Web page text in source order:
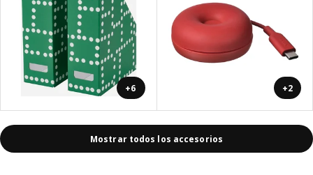
+6 +2
Mostrar todos los accesorios